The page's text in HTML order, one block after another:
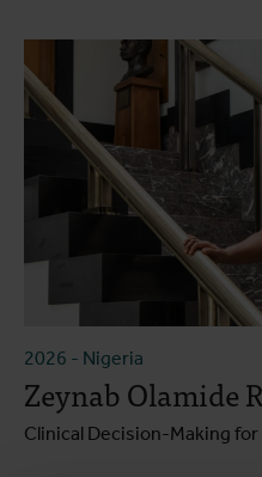
2026 - Nigeria
Zeynab Olamide
Clinical Decision-Making